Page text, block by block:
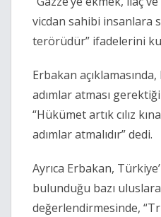
vicdan sahibi insanlara
terörüdür” ifadelerini
Erbakan
adımlar atması
“Hükümet artık cılız
adımlar atmalıdır” dedi.
Ayrıca Erbakan,
bulunduğu bazı
değerlendirmesinde,